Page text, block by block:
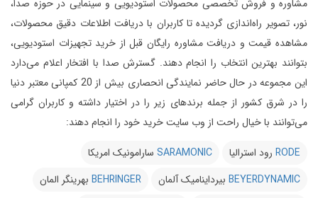
مشاوره و فروش تخصصی محصولات استودیویی و سینمایی در حوزه صدا،
نور، تصویر راه‌اندازی گردیده تا کاربران با دریافت اطلاعات دقیق محصولات،
مشاهده قیمت و دریافت مشاوره رایگان قبل از خرید تجهیزات استودیویی،
بتوانند بهترین انتخاب را انجام دهند. گسترش صدا با افتخار اعلام می‌دارد
این مجموعه در حال حاضر نمایندگی انحصاری بیش از 20 کمپانی معتبر دنیا
را در شرق کشور از جمله برندهای زیر را در اختیار داشته و کاربران گرامی
می‌توانند با خیال راحت از وب سایت خرید خود را انجام دهند:
RODE رود استرالیا SARAMONIC سارامونیک امریکا
BEYERDYNAMIC بیرداینامیک آلمان BEHRINGER بهرینگر المان